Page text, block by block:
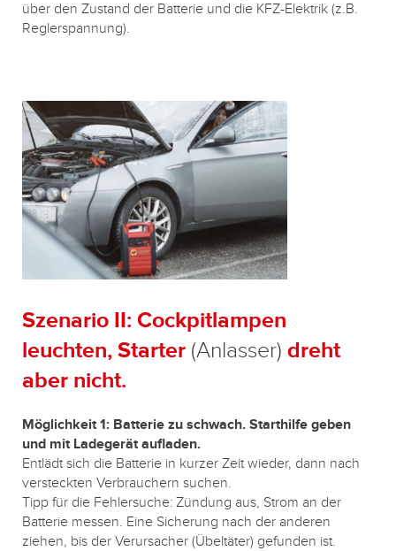
über den Zustand der Batterie und die KFZ-Elektrik (z.B.
Reglerspannung).
Szenario II: Cockpitlampen
leuchten, Starter (Anlasser) dreht
aber nicht.
Möglichkeit 1: Batterie zu schwach. Starthilfe geben
und mit Ladegerät aufladen.
Entlädt sich die Batterie in kurzer Zeit wieder, dann nach
versteckten Verbrauchern suchen.
Tipp für die Fehlersuche: Zündung aus, Strom an der
Batterie messen. Eine Sicherung nach der anderen
ziehen, bis der Verursacher (Übeltäter) gefunden ist.